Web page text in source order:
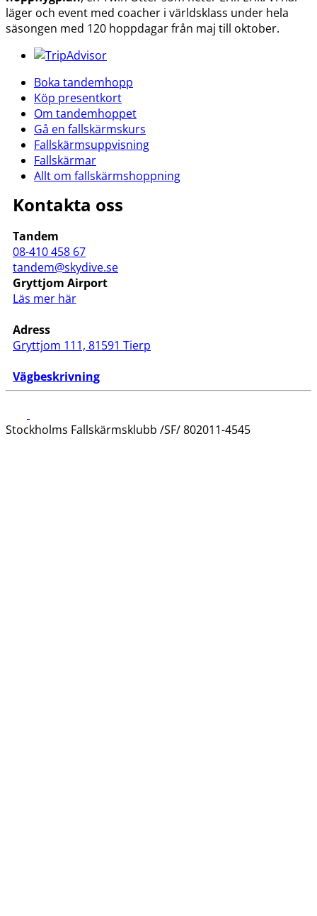
läger och event med coacher i världsklass under hela
säsongen med 120 hoppdagar från maj till oktober.
Boka tandemhopp
Köp presentkort
Om tandemhoppet
Gå en fallskärmskurs
Fallskärmsuppvisning
Fallskärmar
Allt om fallskärmshoppning
Kontakta oss
Tandem
08-410 458 67
tandem@skydive.se
Gryttjom Airport
Läs mer här
Adress
Gryttjom 111, 81591 Tierp
Vägbeskrivning
Stockholms Fallskärmsklubb /SF/ 802011-4545